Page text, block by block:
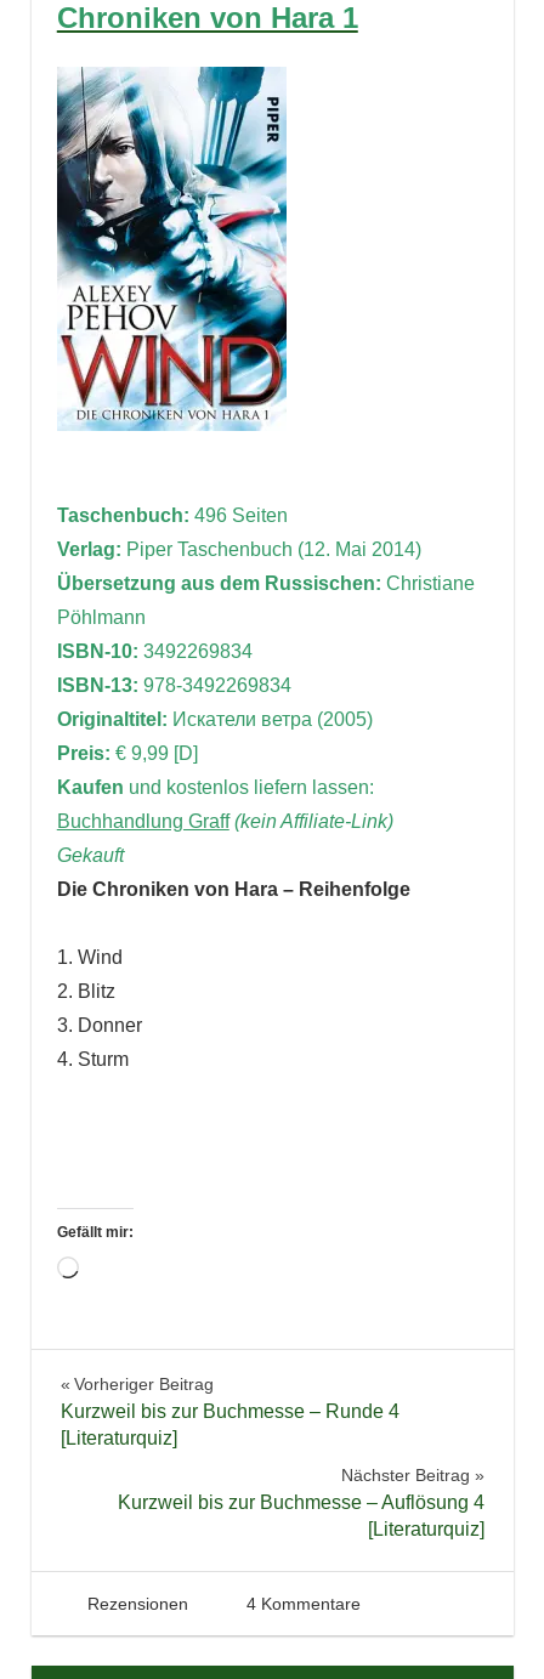
Chroniken von Hara 1
Taschenbuch: 496 Seiten
Verlag: Piper Taschenbuch (12. Mai 2014)
Übersetzung aus dem Russischen: Christiane
Pöhlmann
ISBN-10: 3492269834
ISBN-13: 978-3492269834
Originaltitel: Искатели ветра (2005)
Preis: € 9,99 [D]
Kaufen und kostenlos liefern lassen:
Buchhandlung Graff (kein Affiliate-Link)
Gekauft
Die Chroniken von Hara – Reihenfolge
1. Wind
2. Blitz
3. Donner
4. Sturm
Gefällt mir:
Wird
Fantasy
Reihe
Beitragsnavigation
Vorheriger Beitrag
Kurzweil bis zur Buchmesse – Runde 4
[Literaturquiz]
Nächster Beitrag
Kurzweil bis zur Buchmesse – Auflösung 4
[Literaturquiz]
28. Januar 2016
Tintenhain
Rezensionen 4 Kommentare